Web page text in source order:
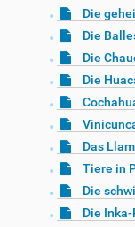
Die
Die
Die
Die
Das
Tiere in
Die
Die